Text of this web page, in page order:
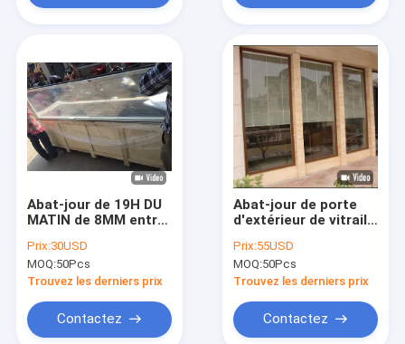
Produits
Au sujet de nous
Visite d'usine
Demandez une citation
Abat-jour de 19H DU
MATIN de 8MM entre
l'environnement en
verre à l'intérieur de
la porte en verre
Prix:30USD
MOQ:50Pcs
Trouvez les derniers prix
Contactez
Abat-jour de porte
d'extérieur de vitrail
bureau à l'intérieur
de 2.54CM 1.2M
Prix:55USD
MOQ:50Pcs
Trouvez les derniers prix
Contactez